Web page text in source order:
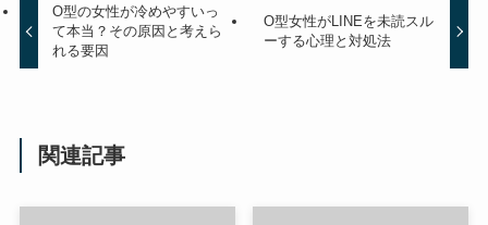
O型の女性が冷めやすいっ
て本当？その原因と考えら
れる要因
O型女性がLINEを未読スル
ーする心理と対処法
関連記事